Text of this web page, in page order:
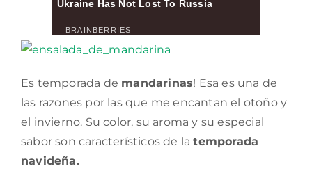
Es temporada de mandarinas! Esa es una de
las razones por las que me encantan el otoño y
el invierno. Su color, su aroma y su especial
sabor son característicos de latemporada
navideña.